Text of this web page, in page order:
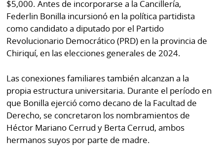
$5,000. Antes de incorporarse a la Cancillería,
Federlin Bonilla incursionó en la política partidista
como candidato a diputado por el Partido
Revolucionario Democrático (PRD) en la provincia de
Chiriquí, en las elecciones generales de 2024.
Las conexiones familiares también alcanzan a la
propia estructura universitaria. Durante el período en
que Bonilla ejerció como decano de la Facultad de
Derecho, se concretaron los nombramientos de
Héctor Mariano Cerrud y Berta Cerrud, ambos
hermanos suyos por parte de madre.